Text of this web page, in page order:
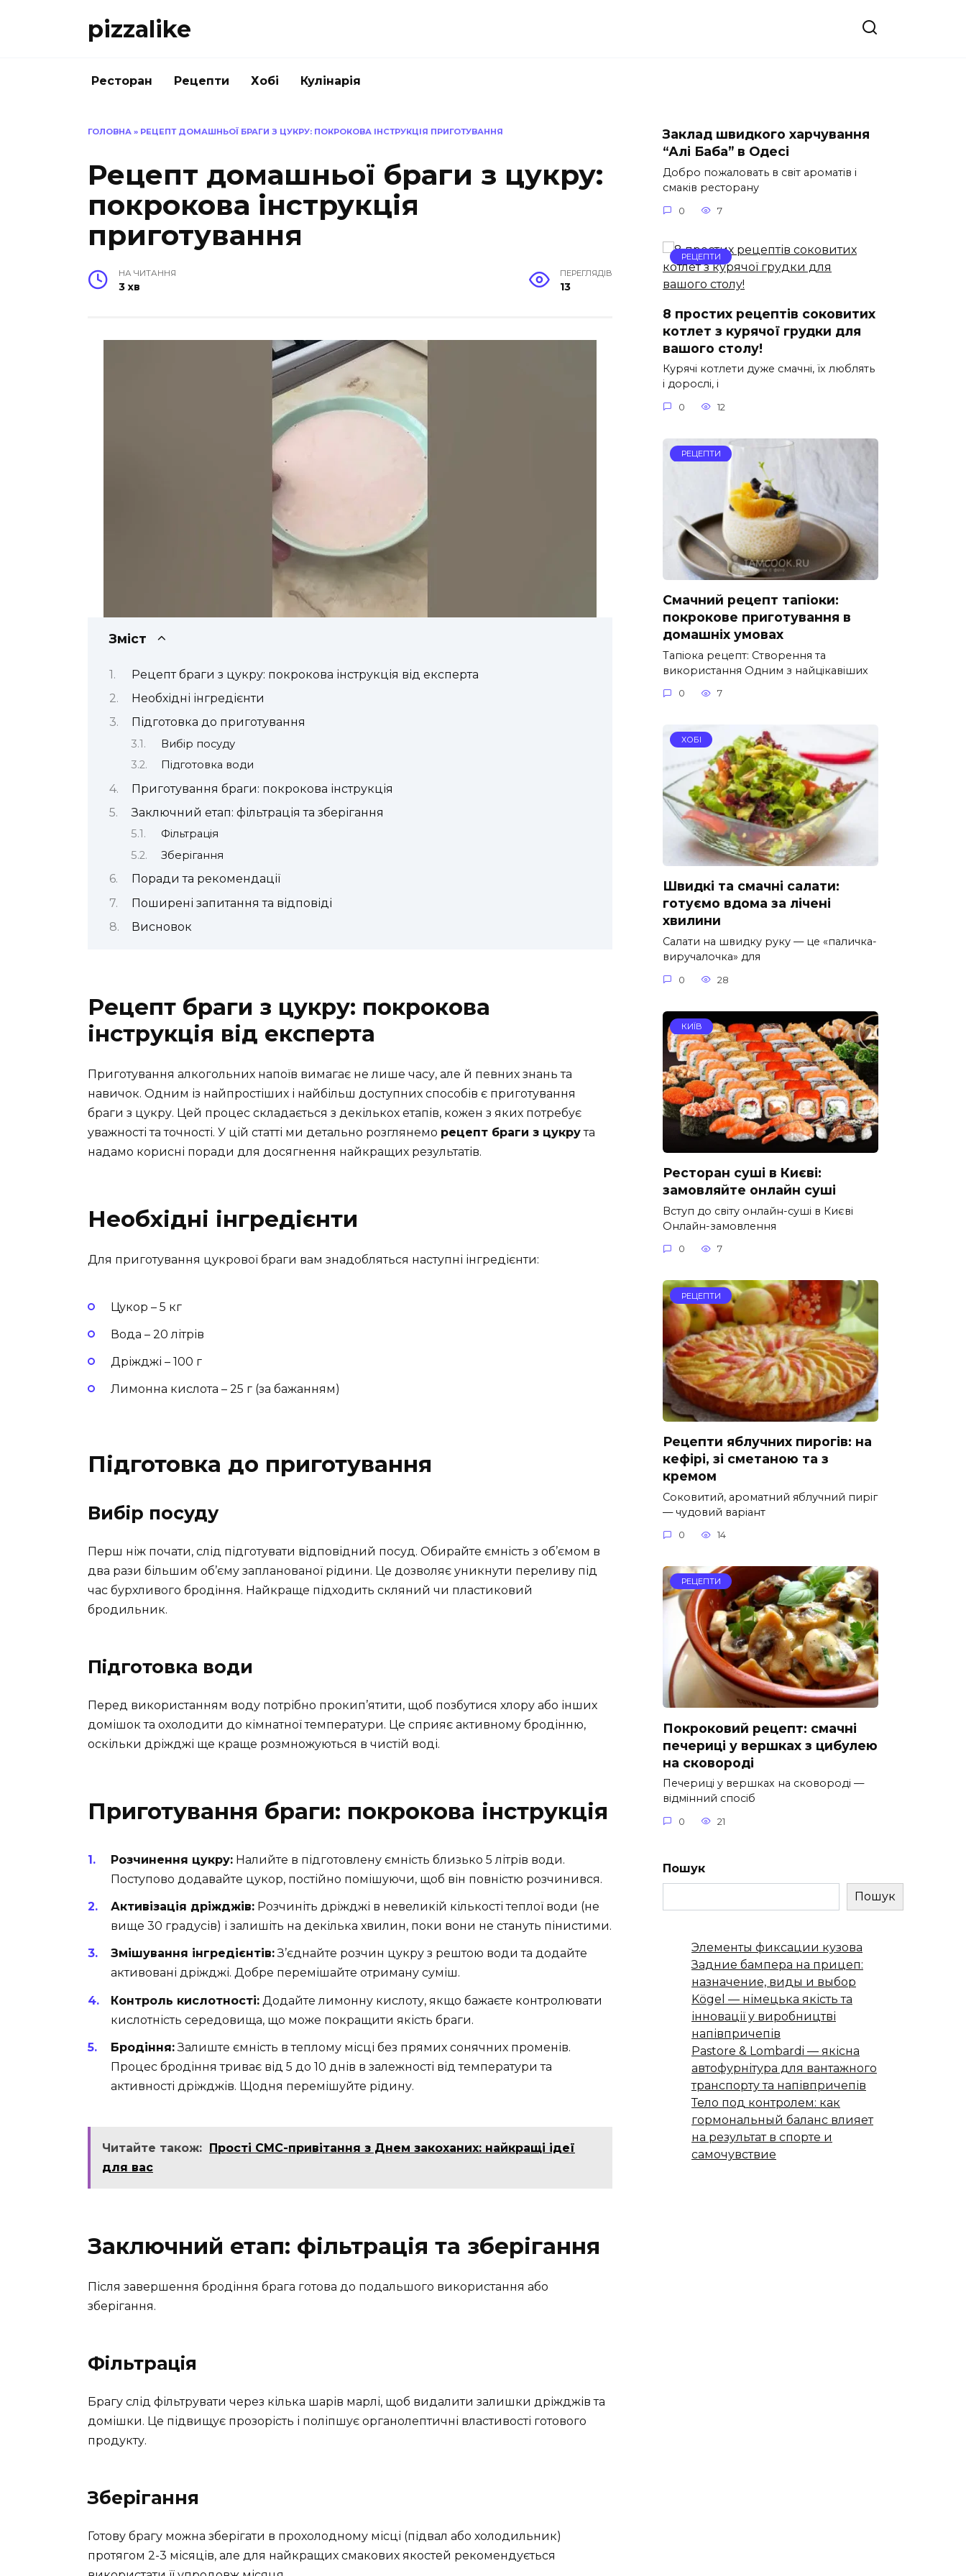
pizzalike
Ресторан Рецепти Хобі Кулінарія
ГОЛОВНА » РЕЦЕПТ ДОМАШНЬОЇ БРАГИ З ЦУКРУ: ПОКРОКОВА ІНСТРУКЦІЯ ПРИГОТУВАННЯ
Рецепт домашньої браги з цукру:
покрокова інструкція
приготування
НА ЧИТАННЯ
3 хв
ПЕРЕГЛЯДІВ
13
Зміст
Рецепт браги з цукру: покрокова інструкція від експерта
Необхідні інгредієнти
Підготовка до приготування
Вибір посуду
Підготовка води
Приготування браги: покрокова інструкція
Заключний етап: фільтрація та зберігання
Фільтрація
Зберігання
Поради та рекомендації
Поширені запитання та відповіді
Висновок
Рецепт браги з цукру: покрокова
інструкція від експерта
Приготування алкогольних напоїв вимагає не лише часу, але й певних знань та
навичок. Одним із найпростіших і найбільш доступних способів є приготування
браги з цукру. Цей процес складається з декількох етапів, кожен з яких потребує
уважності та точності. У цій статті ми детально розглянемо рецепт браги з цукрута
надамо корисні поради для досягнення найкращих результатів.
Необхідні інгредієнти
Для приготування цукрової браги вам знадобляться наступні інгредієнти:
Цукор – 5 кг
Вода – 20 літрів
Дріжджі – 100 г
Лимонна кислота – 25 г (за бажанням)
Підготовка до приготування
Вибір посуду
Перш ніж почати, слід підготувати відповідний посуд. Обирайте ємність з об’ємом в
два рази більшим об’єму запланованої рідини. Це дозволяє уникнути переливу під
час бурхливого бродіння. Найкраще підходить скляний чи пластиковий
бродильник.
Підготовка води
Перед використанням воду потрібно прокип’ятити, щоб позбутися хлору або інших
домішок та охолодити до кімнатної температури. Це сприяє активному бродінню,
оскільки дріжджі ще краще розмножуються в чистій воді.
Приготування браги: покрокова інструкція
Розчинення цукру: Налийте в підготовлену ємність близько 5 літрів води.
Поступово додавайте цукор, постійно помішуючи, щоб він повністю розчинився.
Активізація дріжджів: Розчиніть дріжджі в невеликій кількості теплої води (не
вище 30 градусів) і залишіть на декілька хвилин, поки вони не стануть пінистими.
Змішування інгредієнтів:З’єднайте розчин цукру з рештою води та додайте
активовані дріжджі. Добре перемішайте отриману суміш.
Контроль кислотності: Додайте лимонну кислоту, якщо бажаєте контролювати
кислотність середовища, що може покращити якість браги.
Бродіння:Залиште ємність в теплому місці без прямих сонячних променів.
Процес бродіння триває від 5 до 10 днів в залежності від температури та
активності дріжджів. Щодня перемішуйте рідину.
Читайте також: Прості СМС-привітання з Днем закоханих: найкращі ідеї
для вас
Заключний етап: фільтрація та зберігання
Після завершення бродіння брага готова до подальшого використання або
зберігання.
Фільтрація
Брагу слід фільтрувати через кілька шарів марлі, щоб видалити залишки дріжджів та
домішки. Це підвищує прозорість і поліпшує органолептичні властивості готового
продукту.
Зберігання
Готову брагу можна зберігати в прохолодному місці (підвал або холодильник)
протягом 2-3 місяців, але для найкращих смакових якостей рекомендується
Заклад швидкого харчування
“Алі Баба” в Одесі
Добро пожаловать в світ ароматів і
смаків ресторану
0 7
РЕЦЕПТИ
8 простих рецептів соковитих
котлет з курячої грудки для
вашого столу!
Курячі котлети дуже смачні, їх люблять
і дорослі, і
0 12
РЕЦЕПТИ
Смачний рецепт тапіоки:
покрокове приготування в
домашніх умовах
Тапіока рецепт: Створення та
використання Одним з найцікавіших
0 7
ХОБІ
Швидкі та смачні салати:
готуємо вдома за лічені
хвилини
Салати на швидку руку — це «паличка-
виручалочка» для
0 28
КИЇВ
Ресторан суші в Києві:
замовляйте онлайн суші
Вступ до світу онлайн-суші в Києві
Онлайн-замовлення
0 7
РЕЦЕПТИ
Рецепти яблучних пирогів: на
кефірі, зі сметаною та з
кремом
Соковитий, ароматний яблучний пиріг
— чудовий варіант
0 14
РЕЦЕПТИ
Покроковий рецепт: смачні
печериці у вершках з цибулею
на сковороді
Печериці у вершках на сковороді —
відмінний спосіб
0 21
Пошук
Пошук
Элементы фиксации кузова
Задние бампера на прицеп:
назначение, виды и выбор
Kögel — німецька якість та
інновації у виробництві
напівпричепів
Pastore & Lombardi — якісна
автофурнітура для вантажного
транспорту та напівпричепів
Тело под контролем: как
гормональный баланс влияет
на результат в спорте и
самочувствие